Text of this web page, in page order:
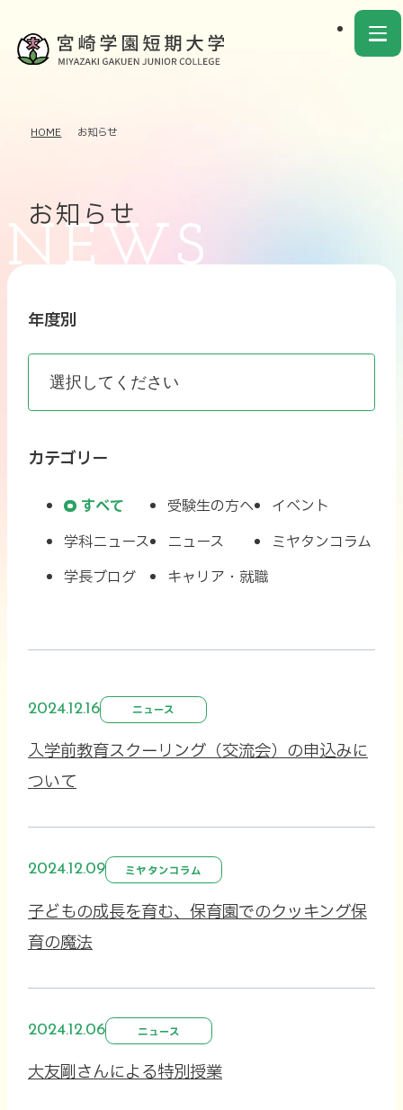
HOME お知らせ
お知らせ
年度別
カテゴリー
すべて 受験生の方へ
イベント
学科ニュース
ニュース
ミヤタンコラム
学長ブログ
キャリア・就職
2024.12.16 ニュース
入学前教育スクーリング（交流会）の申込みに
ついて
2024.12.09 ミヤタンコラム
子どもの成長を育む、保育園でのクッキング保
育の魔法
2024.12.06 ニュース
大友剛さんによる特別授業